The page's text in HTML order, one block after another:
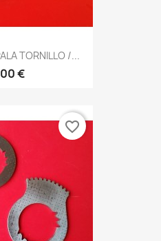
TORNILLO /...
€
favorite_border